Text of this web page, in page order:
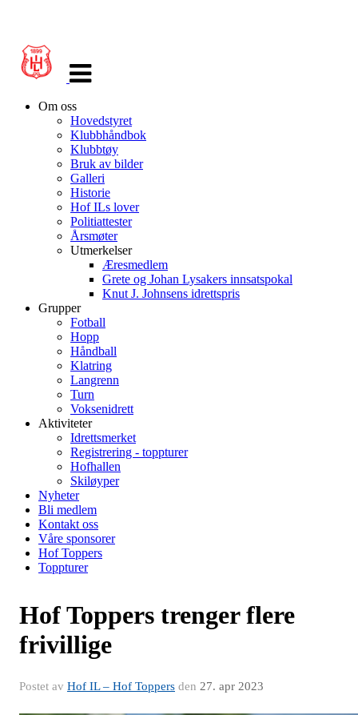
navigasjon
Om oss
Hovedstyret
Klubbhåndbok
Klubbtøy
Bruk av bilder
Galleri
Historie
Hof ILs lover
Politiattester
Årsmøter
Utmerkelser
Æresmedlem
Grete og Johan Lysakers innsatspokal
Knut J. Johnsens idrettspris
Grupper
Fotball
Hopp
Håndball
Klatring
Langrenn
Turn
Voksenidrett
Aktiviteter
Idrettsmerket
Registrering - toppturer
Hofhallen
Skiløyper
Nyheter
Bli medlem
Kontakt oss
Våre sponsorer
Hof Toppers
Toppturer
Hof Toppers trenger flere
frivillige
Postet av Hof IL – Hof Toppers den 27. apr 2023